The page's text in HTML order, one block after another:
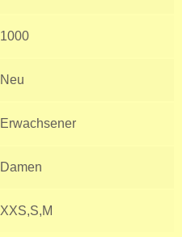
1000
Neu
Erwachsener
Damen
XXS,S,M